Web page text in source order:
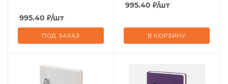
995.40 ₽/шт
ПОД ЗАКАЗ
995.40 ₽/шт
В КОРЗИНУ